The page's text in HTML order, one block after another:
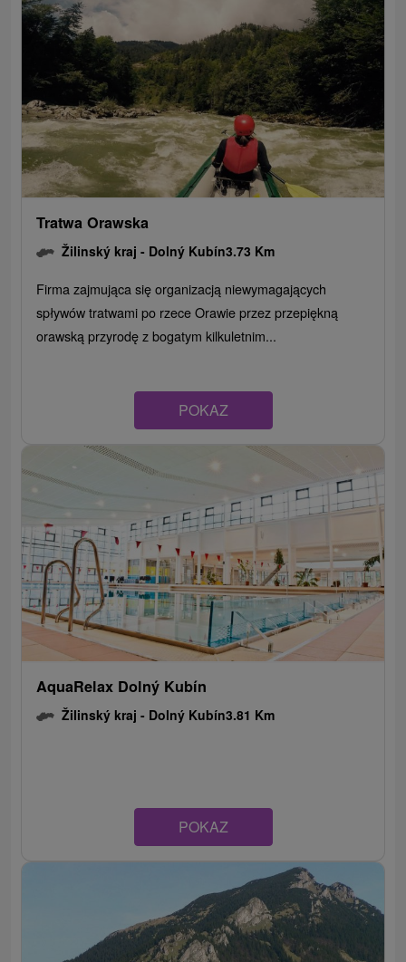
Tratwa Orawska
Žilinský kraj - Dolný Kubín3.73 Km
Firma zajmująca się organizacją niewymagających
spływów tratwami po rzece Orawie przez przepiękną
orawską przyrodę z bogatym kilkuletnim...
POKAZ
AquaRelax Dolný Kubín
Žilinský kraj - Dolný Kubín3.81 Km
POKAZ